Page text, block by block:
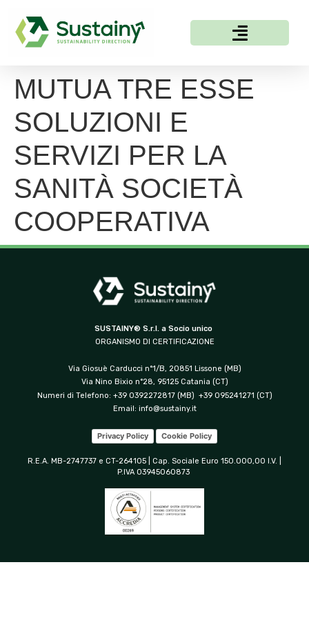
MUTUA TRE ESSE
SOLUZIONI E
SERVIZI PER LA
SANITÀ SOCIETÀ
COOPERATIVA
SUSTAINY® S.r.l. a Socio unico
ORGANISMO DI CERTIFICAZIONE
Via Giosuè Carducci n°1/B, 20851 Lissone (MB)
Via Nino Bixio n°28, 95125 Catania (CT)
Numeri di Telefono: +39 0392272817 (MB) +39 095241271 (CT)
Email: info@sustainy.it
Privacy Policy Cookie Policy
R.E.A. MB-2747737 e CT-264105 | Cap. Sociale Euro 150.000,00 I.V. |
P.IVA 03945060873